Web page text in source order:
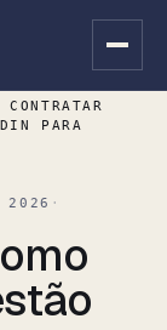
PARA
2026 ·